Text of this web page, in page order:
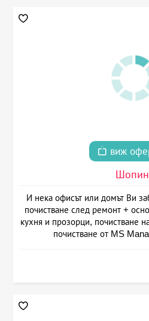
виж
И нека офисът или домът Ви
почистване след ремонт +
кухня и прозорци, почистване
почистване от MS